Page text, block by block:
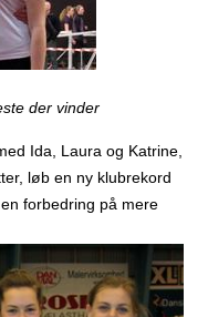
der vinder
Ida, Laura og Katrine,
løb en ny klubrekord
forbedring på mere